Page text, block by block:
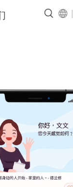
下，充下电啦！